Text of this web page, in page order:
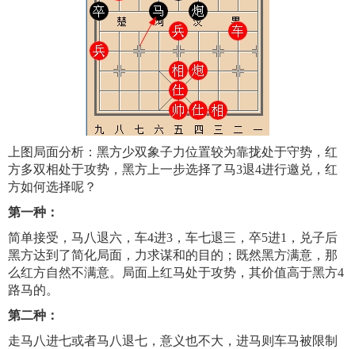
上图局面分析：黑方少双象子力位置较为靠拢处于守势，红
方多双相处于攻势，黑方上一步选择了马3退4进行邀兑，红
方如何选择呢？
第一种：
简单接受，马八退六，车4进3，车七退三，卒5进1，兑子后
黑方达到了简化局面，力求谋和的目的；既然黑方满意，那
么红方自然不满意。局面上红马处于攻势，其价值高于黑方4
路马的。
第二种：
走马八进七或者马八退七，意义也不大，进马则车马被限制